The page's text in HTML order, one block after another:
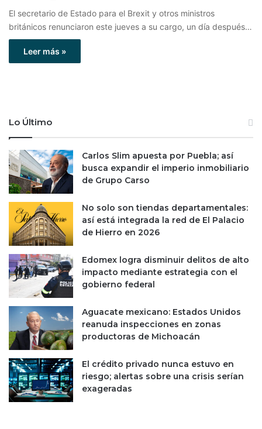
El secretario de Estado para el Brexit y otros ministros
británicos renunciaron este jueves a su cargo, un día después…
Leer más »
Lo Último
Carlos Slim apuesta por Puebla; así
busca expandir el imperio inmobiliario
de Grupo Carso
No solo son tiendas departamentales:
así está integrada la red de El Palacio
de Hierro en 2026
Edomex logra disminuir delitos de alto
impacto mediante estrategia con el
gobierno federal
Aguacate mexicano: Estados Unidos
reanuda inspecciones en zonas
productoras de Michoacán
El crédito privado nunca estuvo en
riesgo; alertas sobre una crisis serían
exageradas